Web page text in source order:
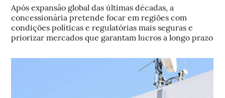
Após expansão global das últimas décadas, a
concessionária pretende focar em regiões com
condições políticas e regulatórias mais seguras e
priorizar mercados que garantam lucros a longo prazo